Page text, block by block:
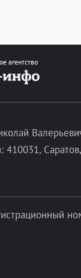
агентство
410031,